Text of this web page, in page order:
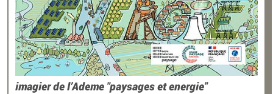
imagier de l’Ademe "paysages et energie"